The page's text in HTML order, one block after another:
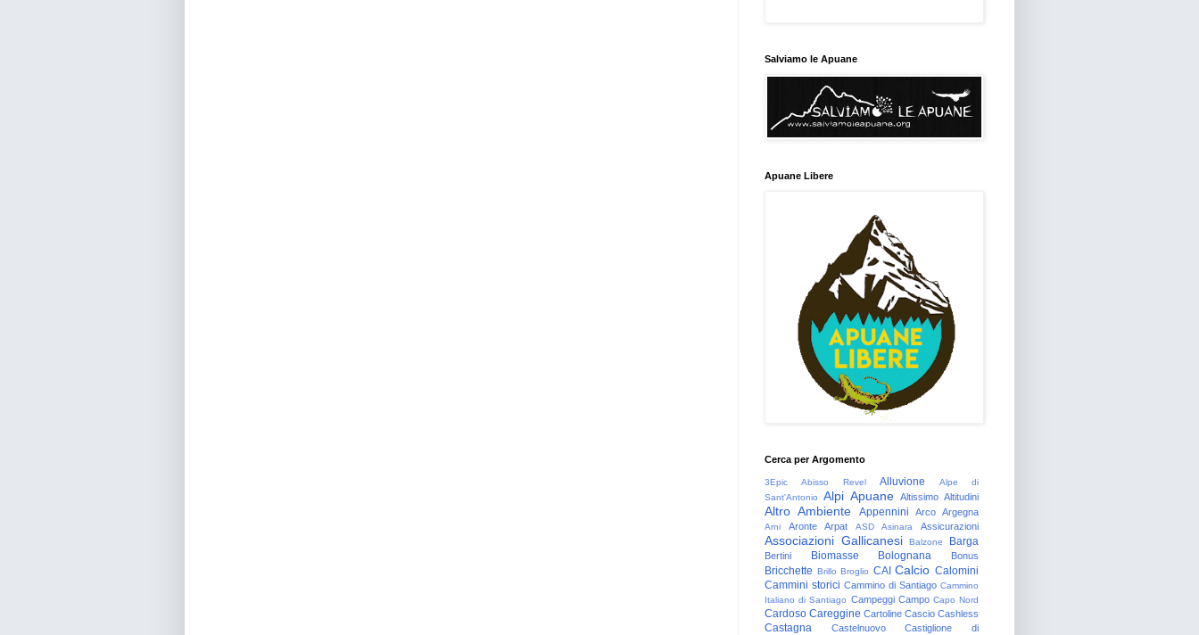
Salviamo le Apuane
Apuane Libere
Cerca per Argomento
3Epic Abisso Revel Alluvione
Alpe di
Sant'Antonio
Alpi Apuane Altissimo Altitudini
Altro Ambiente Appennini Arco Argegna
Arni Aronte Arpat ASD Asinara Assicurazioni
Associazioni Gallicanesi Balzone Barga
Bertini Biomasse Bolognana Bonus
Bricchette Brillo Broglio CAI Calcio Calomini
Cammini storici Cammino di Santiago Cammino
Italiano di Santiago Campeggi Campo Capo Nord
Cardoso Careggine Cartoline Cascio Cashless
Castagna Castelnuovo
Castiglione di